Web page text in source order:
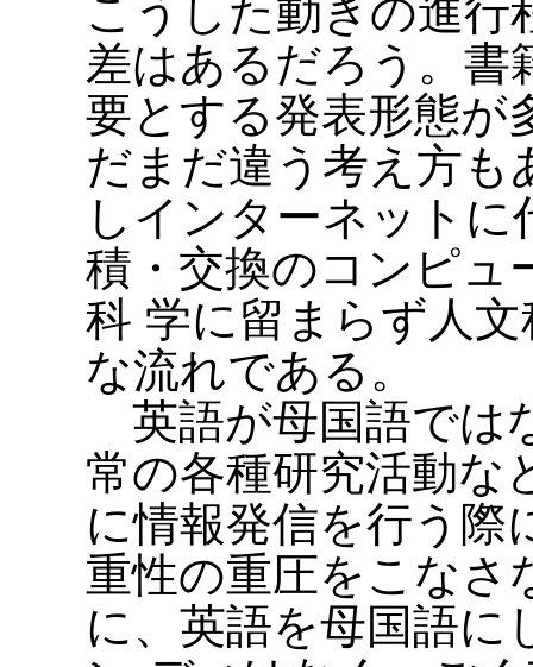
こうした動きの進行
差はあるだろう。書
要とする発表形態が
だまだ違う考え方も
しインターネット
積・交換のコンピュ
科 学に留まらず人
な流れである。
英語が母国語では
常の各種研究活動な
に情報発信を行う際
重性の重圧をこなさ
に、英語を母国語に